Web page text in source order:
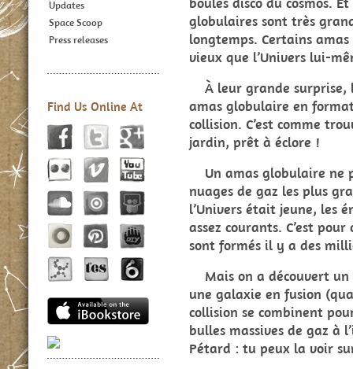
Updates
Space Scoop
Press releases
Find Us Online At
globulaires sont très
longtemps. Certains
vieux que l’Univers lui-
À leur grande surprise,
amas globulaire en
collision. C’est comme
jardin, prêt à éclore !
Un amas globulaire ne
nuages de gaz les plus
l’Univers était jeune, les
assez courants. C’est
sont formés il y a des
Mais on a découvert un
une galaxie en fusion
collision se combinent
bulles massives de gaz à
Pétard : tu peux la voir